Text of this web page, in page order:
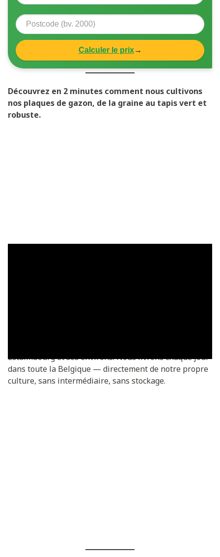
Calculer le prix→
Découvrez en 2 minutes comment nous cultivons
nos plaques de gazon, de la graine au tapis vert et
robuste.
Estaimbourg et ses environs. Nous livrons chaque jour
dans toute la Belgique — directement de notre propre
culture, sans intermédiaire, sans stockage.